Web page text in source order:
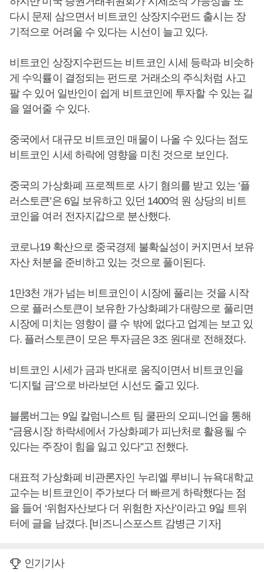
다시 문제 삼으면서 비트코인 상장지수펀드 출시는 장
기적으로 어려울 수 있다는 시선이 늘고 있다.
비트코인 상장지수펀드는 비트코인 시세 등락과 비슷하
게 수익률이 결정되는 펀드로 거래소의 주식처럼 사고
팔 수 있어 일반인이 쉽게 비트코인에 투자할 수 있는 길
을 열어줄 수 있다.
중국에서 대규모 비트코인 매물이 나올 수 있다는 점도
비트코인 시세 하락에 영향을 미친 것으로 보인다.
중국의 가상화폐 프로젝트로 사기 혐의를 받고 있는 ‘플
러스토큰’은 6일 보유하고 있던 1400억 원 상당의 비트
코인을 여러 전자지갑으로 분산했다.
코로나19 확산으로 중국경제 불확실성이 커지면서 보유
자산 처분을 준비하고 있는 것으로 풀이된다.
1만3천 개가 넘는 비트코인이 시장에 풀리는 것을 시작
으로 플러스토큰이 보유한 가상화폐가 대량으로 풀리면
시장에 미치는 영향이 클 수 밖에 없다고 업계는 보고 있
다. 플러스토큰이 모은 투자금은 3조 원대로 전해졌다.
비트코인 시세가 금과 반대로 움직이면서 비트코인을
‘디지털 금’으로 바라보던 시선도 줄고 있다.
블룸버그는 9일 칼럼니스트 팀 쿨판의 오피니언을 통해
“금융시장 하락세에서 가상화폐가 피난처로 활용될 수
있다는 주장이 힘을 잃고 있다”고 전했다.
대표적 가상화폐 비관론자인 누리엘 루비니 뉴욕대학교
교수는 비트코인이 주가보다 더 빠르게 하락했다는 점
을 들어 ‘위험자산보다 더 위험한 자산’이라고 9일 트위
터에 글을 남겼다. [비즈니스포스트 감병근 기자]
인기기사